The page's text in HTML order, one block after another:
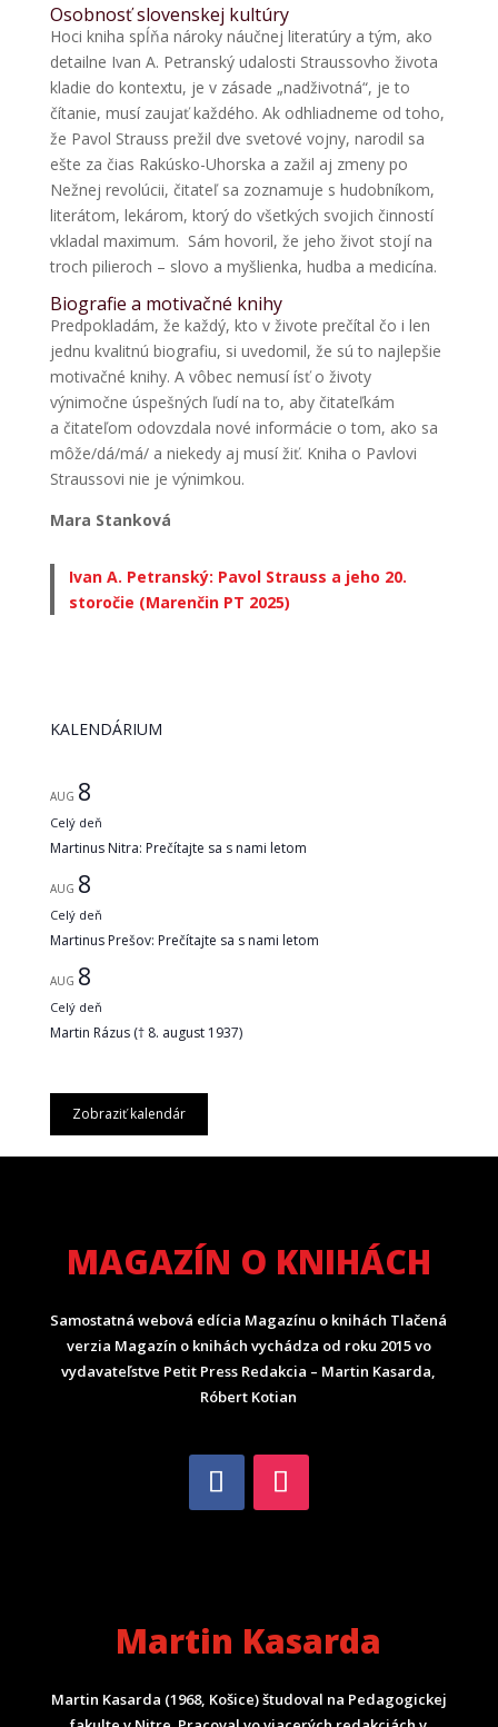
Osobnosť slovenskej kultúry
Hoci kniha spĺňa nároky náučnej literatúry a tým, ako
detailne Ivan A. Petranský udalosti Straussovho života
kladie do kontextu, je v zásade „nadživotná“, je to
čítanie, musí zaujať každého. Ak odhliadneme od toho,
že Pavol Strauss prežil dve svetové vojny, narodil sa
ešte za čias Rakúsko-Uhorska a zažil aj zmeny po
Nežnej revolúcii, čitateľ sa zoznamuje s hudobníkom,
literátom, lekárom, ktorý do všetkých svojich činností
vkladal maximum. Sám hovoril, že jeho život stojí na
troch pilieroch – slovo a myšlienka, hudba a medicína.
Biografie a motivačné knihy
Predpokladám, že každý, kto v živote prečítal čo i len
jednu kvalitnú biografiu, si uvedomil, že sú to najlepšie
motivačné knihy. A vôbec nemusí ísť o životy
výnimočne úspešných ľudí na to, aby čitateľkám
a čitateľom odovzdala nové informácie o tom, ako sa
môže/dá/má/ a niekedy aj musí žiť. Kniha o Pavlovi
Straussovi nie je výnimkou.
Mara Stanková
Ivan A. Petranský: Pavol Strauss a jeho 20.
storočie (Marenčin PT 2025)
KALENDÁRIUM
AUG 8
Celý deň
Martinus Nitra: Prečítajte sa s nami letom
AUG 8
Celý deň
Martinus Prešov: Prečítajte sa s nami letom
AUG 8
Celý deň
Martin Rázus († 8. august 1937)
Zobraziť kalendár
MAGAZÍN O KNIHÁCH
Samostatná webová edícia Magazínu o knihách Tlačená
verzia Magazín o knihách vychádza od roku 2015 vo
vydavateľstve Petit Press Redakcia – Martin Kasarda,
Róbert Kotian
Martin Kasarda
Martin Kasarda (1968, Košice) študoval na Pedagogickej